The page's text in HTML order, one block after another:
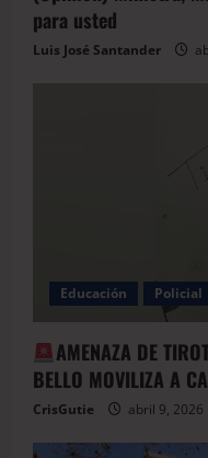
para usted
Luis José Santander
Educación Policial
AMENAZA DE
BELLO MOVILIZA A
CrisGutie abril 9, 2026